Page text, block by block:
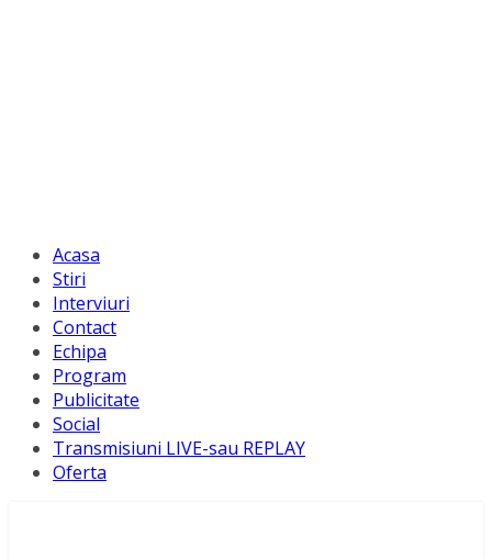
Acasa
Stiri
Interviuri
Contact
Echipa
Program
Publicitate
Social
Transmisiuni LIVE-sau REPLAY
Oferta